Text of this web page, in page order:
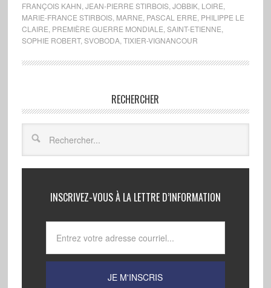
FRANÇOIS KAHN JEAN-PIERRE STIRBOIS, JOBBIK, LOIRE
MARIE-FRANCE STIRBOIS, MARNE PASCAL ERRE PHILIPPE LE
CLAIRE PREMIÈRE GUERRE MONDIALE SAINT-ETIENNE
SOPHIE ROBERT, SVOBODA, TIXIER-VIGNANCOUR
RECHERCHER
INSCRIVEZ-VOUS À LA LETTRE D’INFORMATION